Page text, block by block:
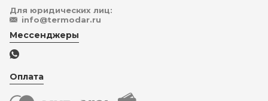
Для юридических лиц:
info@termodar.ru
Мессенджеры
Оплата